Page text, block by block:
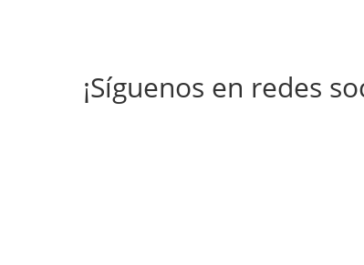
¡Síguenos en redes